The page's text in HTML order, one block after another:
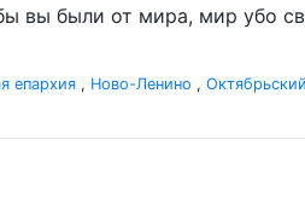
вы были от мира, мир убо
епархия , Ново-Ленино ,